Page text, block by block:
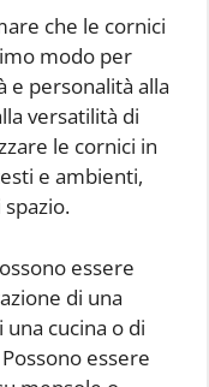
che le cornici
modo per
e personalità alla
versatilità di
le cornici in
e ambienti,
essere
di una
cucina o di
essere